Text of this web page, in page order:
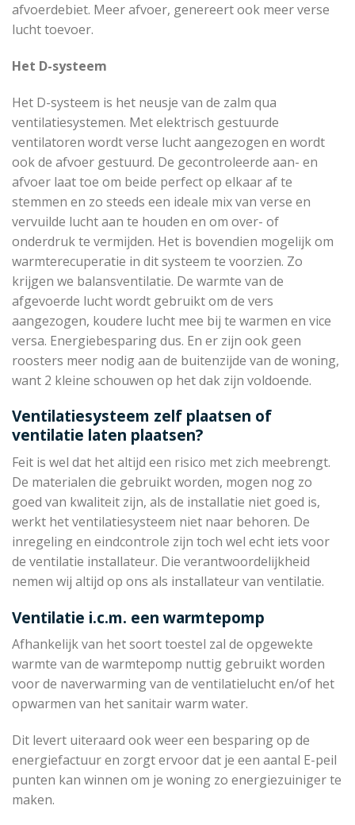
afvoerdebiet. Meer afvoer, genereert ook meer verse
lucht toevoer.
Het D-systeem
Het D-systeem is het neusje van de zalm qua
ventilatiesystemen. Met elektrisch gestuurde
ventilatoren wordt verse lucht aangezogen en wordt
ook de afvoer gestuurd. De gecontroleerde aan- en
afvoer laat toe om beide perfect op elkaar af te
stemmen en zo steeds een ideale mix van verse en
vervuilde lucht aan te houden en om over- of
onderdruk te vermijden. Het is bovendien mogelijk om
warmterecuperatie in dit systeem te voorzien. Zo
krijgen we balansventilatie. De warmte van de
afgevoerde lucht wordt gebruikt om de vers
aangezogen, koudere lucht mee bij te warmen en vice
versa. Energiebesparing dus. En er zijn ook geen
roosters meer nodig aan de buitenzijde van de woning,
want 2 kleine schouwen op het dak zijn voldoende.
Ventilatiesysteem zelf plaatsen of
ventilatie laten plaatsen?
Feit is wel dat het altijd een risico met zich meebrengt.
De materialen die gebruikt worden, mogen nog zo
goed van kwaliteit zijn, als de installatie niet goed is,
werkt het ventilatiesysteem niet naar behoren. De
inregeling en eindcontrole zijn toch wel echt iets voor
de ventilatie installateur. Die verantwoordelijkheid
nemen wij altijd op ons als installateur van ventilatie.
Ventilatie i.c.m. een warmtepomp
Afhankelijk van het soort toestel zal de opgewekte
warmte van de warmtepomp nuttig gebruikt worden
voor de naverwarming van de ventilatielucht en/of het
opwarmen van het sanitair warm water.
Dit levert uiteraard ook weer een besparing op de
energiefactuur en zorgt ervoor dat je een aantal E-peil
punten kan winnen om je woning zo energiezuiniger te
maken.